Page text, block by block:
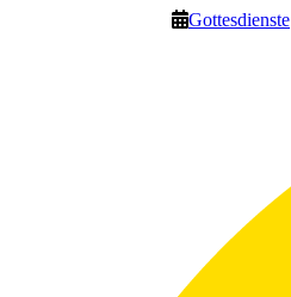
Gottesdienste